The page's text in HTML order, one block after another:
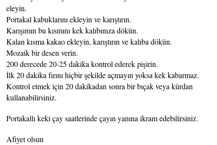
eleyin.
Portakal kabuklarını ekleyin ve karıştırın.
Karışımın bu kısmını kek kalıbınıza dökün.
Kalan kısma kakao ekleyin, karıştırın ve kalıba dökün.
Mozaik bir desen verin.
200 derecede 20-25 dakika kontrol ederek pişirin.
İlk 20 dakika fırını hiçbir şekilde açmayın yoksa kek kabarmaz.
Kontrol etmek için 20 dakikadan sonra bir bıçak veya kürdan
kullanabilirsiniz.
Portakallı keki çay saatlerinde çayın yanına ikram edebilirsiniz.
Afiyet olsun